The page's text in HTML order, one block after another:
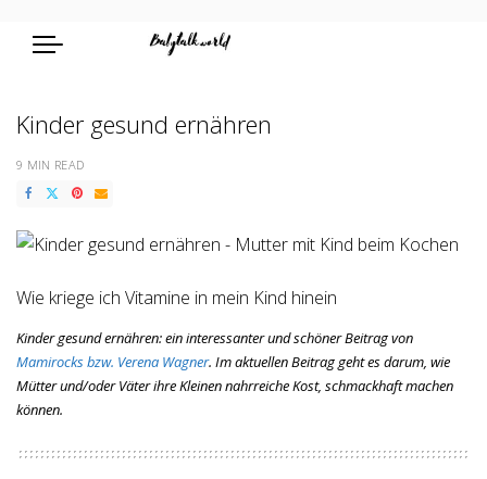
Kinder gesund ernähren
9 MIN READ
Wie kriege ich Vitamine in mein Kind hinein
Kinder gesund ernähren: ein interessanter und schöner Beitrag von
Mamirocks bzw. Verena Wagner. Im aktuellen Beitrag geht es darum, wie
Mütter und/oder Väter ihre Kleinen nahrreiche Kost, schmackhaft machen
können.